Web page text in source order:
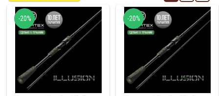
-20% -20%